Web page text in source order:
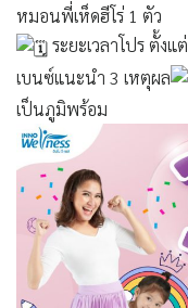
หมอนพี่เห็ดฮีโร่ 1 ตัว
ระยะเวลาโปร ตั้ง
เบนซ์แนะนำ 3 เหตุผล
เป็นภูมิพร้อม